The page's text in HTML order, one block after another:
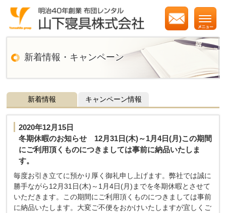
新着情報・キャンペーン
新着情報 キャンペーン情報
2020年12月15日
冬期休暇のお知らせ 12月31日(木)～1月4日(月)この期間
にご利用頂くものにつきましては事前に納品いたしま
す。
毎度お引き立てに預かり厚く御礼申し上げます。弊社では誠に
勝手ながら12月31日(木)～1月4日(月)までを冬期休暇とさせて
いただきます。この期間にご利用頂くものにつきましては事前
に納品いたします。大変ご不便をおかけいたしますが宜しくご